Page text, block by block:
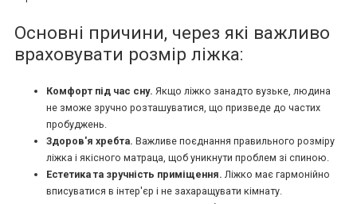
Основні причини, через які важливо
враховувати розмір ліжка:
Комфорт під час сну. Якщо ліжко занадто вузьке, людина
не зможе зручно розташуватися, що призведе до частих
пробуджень.
Здоров'я хребта. Важливе поєднання правильного розміру
ліжка і якісного матраца, щоб уникнути проблем зі спиною.
Естетика та зручність приміщення. Ліжко має гармонійно
вписуватися в інтер'єр і не захаращувати кімнату.